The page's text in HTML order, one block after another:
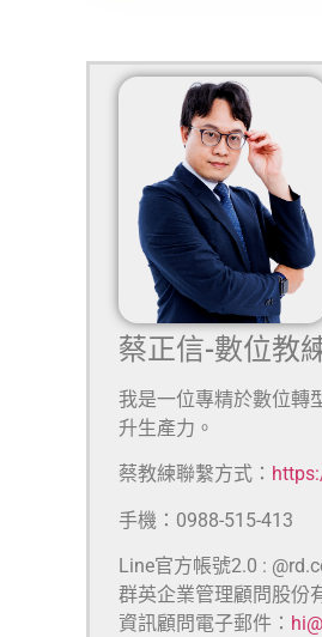
蔡正信-數位教
我是一位專精於數位轉
升生產力。
蔡教練聯繫方式：
手機：0988-515-413
Line官方帳號2.0 :
群英企業管理顧問股份
資訊顧問電子郵件：